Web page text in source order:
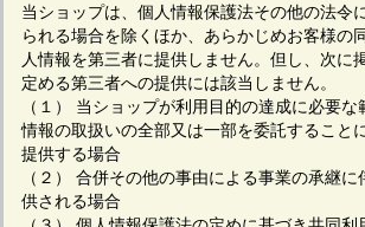
当ショップは、個人情報保護法その他の法令
られる場合を除くほか、あらかじめお客様の
人情報を第三者に提供しません。但し、次に
定める第三者への提供には該当しません。
（１） 当ショップが利用目的の達成に必要な
情報の取扱いの全部又は一部を委託すること
提供する場合
（２） 合併その他の事由による事業の承継
供される場合